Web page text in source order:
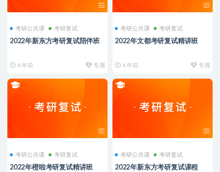
考研公共课 考研复试
2022年新东方考研复试陪伴班
4 年前 专属
考研公共课 考研复试
2022年文都考研复试精讲班
4 年前 专属
考研公共课 考研复试
2022年橙啦考研复试精讲班
考研公共课 考研复试
2022年新东方考研复试课程